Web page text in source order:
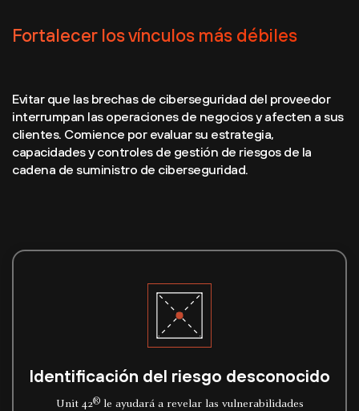
Fortalecer los vínculos más débiles
Evitar que las brechas de ciberseguridad del proveedor
interrumpan las operaciones de negocios y afecten a sus
clientes. Comience por evaluar su estrategia,
capacidades y controles de gestión de riesgos de la
cadena de suministro de ciberseguridad.
Identificación del riesgo desconocido
Unit 42®le ayudará a revelar las vulnerabilidades